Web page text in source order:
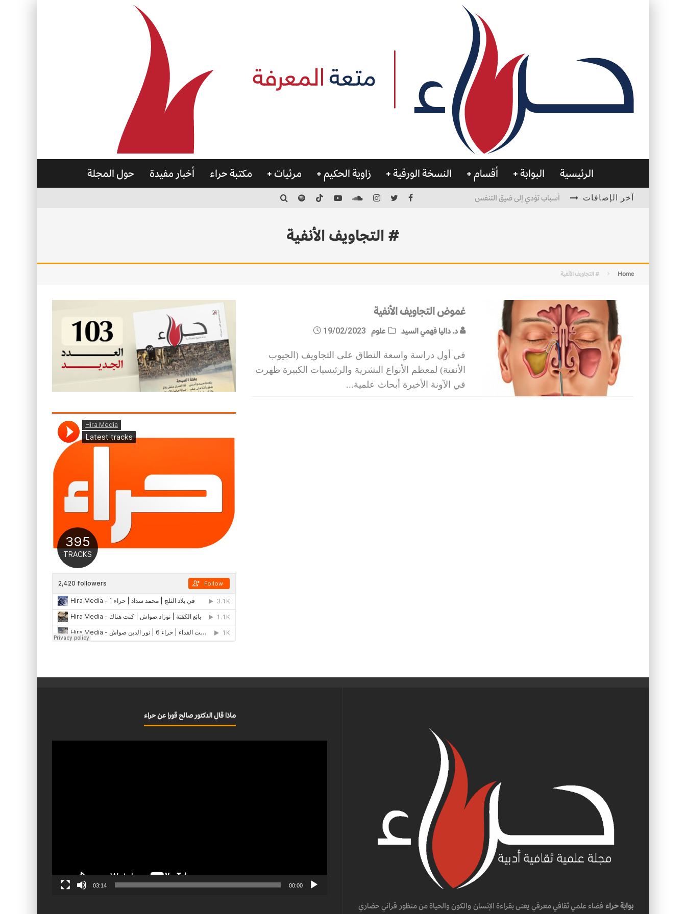
الرئيسية البوابة أقسام النسخة الورقية زاوية الحكيم مرئيات مكتبة حراء أخبار مفيدة حول المجلة
آخر الإضافات أسباب تؤدي إلى ضيق التنفس
# التجاويف الأنفية
Home # التجاويف الأنفية
غموض التجاويف الأنفية
د. داليا فهمي السيد علوم 19/02/2023
في أول دراسة واسعة النطاق على التجاويف (الجيوب
الأنفية) لمعظم الأنواع البشرية والرئيسيات الكبيرة ظهرت
في الآونة الأخيرة أبحاث علمية...
بوابة حراء فضاء علمي ثقافي معرفي يعنى بقراءة الإنسان والكون والحياة من منظور قرآني حضاري
ماذا قال الدكتور صالح قورا عن حراء
00:00
03:14